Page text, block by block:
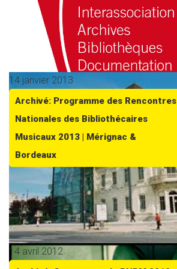
14 janvier 2013
Archivé: Programme des Rencontres
Nationales des Bibliothécaires
Musicaux 2013 | Mérignac &
Bordeaux
14 avril 2012